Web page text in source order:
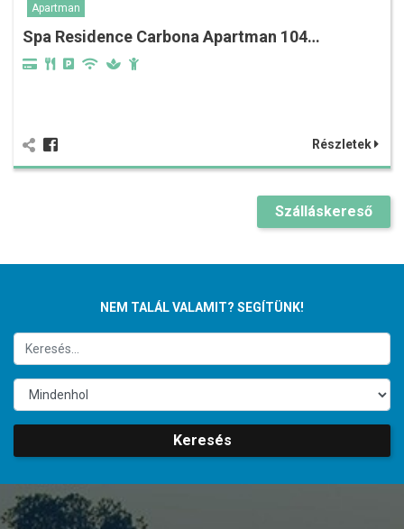
Apartman
Spa Residence Carbona Apartman 104…
Részletek
Szálláskereső
NEM TALÁL VALAMIT? SEGÍTÜNK!
Keresés